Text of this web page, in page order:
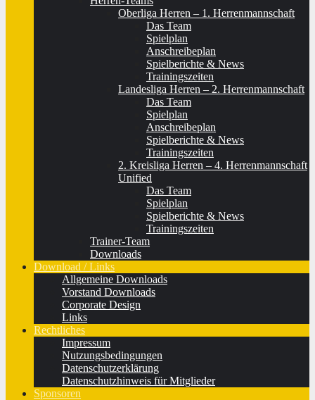
Oberliga Herren – 1. Herrenmannschaft
Das Team
Spielplan
Anschreibeplan
Spielberichte & News
Trainingszeiten
Landesliga Herren – 2. Herrenmannschaft
Das Team
Spielplan
Anschreibeplan
Spielberichte & News
Trainingszeiten
2. Kreisliga Herren – 4. Herrenmannschaft
Unified
Das Team
Spielplan
Spielberichte & News
Trainingszeiten
Trainer-Team
Downloads
Download / Links
Allgemeine Downloads
Vorstand Downloads
Corporate Design
Links
Rechtliches
Impressum
Nutzungsbedingungen
Datenschutzerklärung
Datenschutzhinweis für Mitglieder
Sponsoren